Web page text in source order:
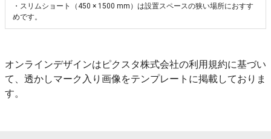
・スリムショート（450 × 1500 mm）は設置スペースの狭い場所におすす
めです。
オンラインデザインはピクスタ株式会社の利用規約に基づい
て、透かしマーク入り画像をテンプレートに掲載しておりま
す。